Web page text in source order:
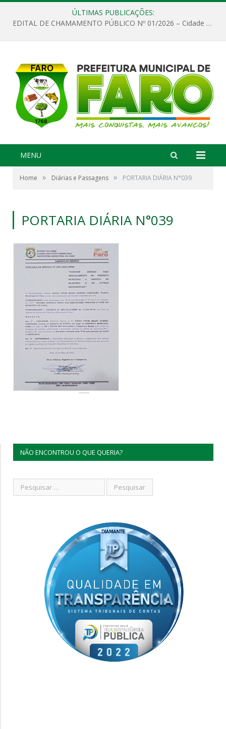
ÚLTIMAS PUBLICAÇÕES:
EDITAL DE CHAMAMENTO PÚBLICO Nº 01/2026 – Cidade de Faro
MENU
Home » Diárias e Passagens » PORTARIA DIÁRIA N°039
PORTARIA DIÁRIA N°039
NÃO ENCONTROU O QUE QUERIA?